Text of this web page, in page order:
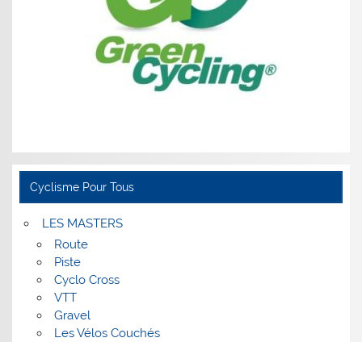
Cyclisme Pour Tous
LES MASTERS
Route
Piste
Cyclo Cross
VTT
Gravel
Les Vélos Couchés